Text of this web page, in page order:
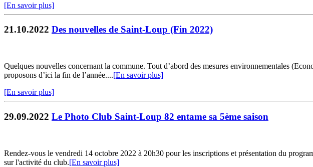
[En savoir plus]
21.10.2022 Des nouvelles de Saint-Loup (Fin 2022)
Quelques nouvelles concernant la commune. Tout d’abord des mesures environnementales
proposons d’ici la fin de l’année....[En savoir plus]
[En savoir plus]
29.09.2022 Le Photo Club Saint-Loup 82 entame sa 5ème saison
Rendez-vous le vendredi 14 octobre 2022 à 20h30 pour les inscriptions et présentation du
sur l'activité du club.[En savoir plus]